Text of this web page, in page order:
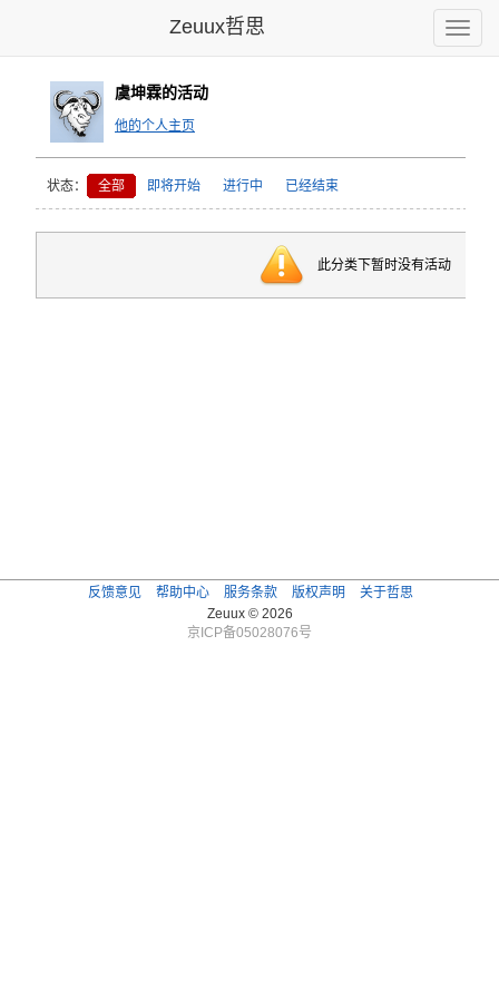
Toggle
Zeuux哲思
虞坤霖的活动
他的个人主页
状态： 全部 即将开始 进行中 已经结束
此分类下暂时没有活动
反馈意见 帮助中心 服务条款 版权声明
关于哲思
Zeuux © 2026
京ICP备05028076号